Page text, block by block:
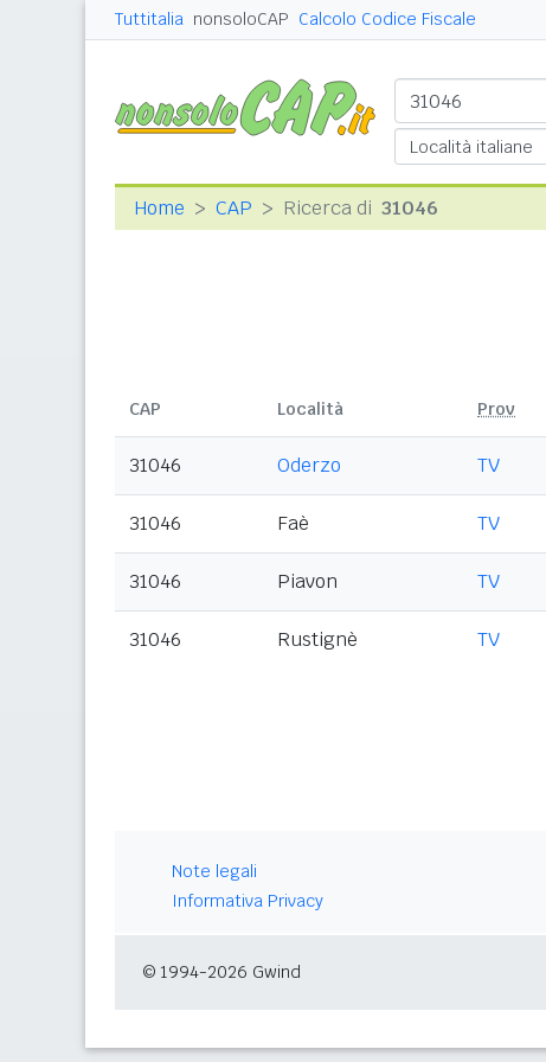
Tuttitalia nonsoloCAP Calcolo Codice Fiscale
Home CAP Ricerca di 31046
CAP Località Prov
31046 Oderzo TV
31046 Faè TV
31046 Piavon TV
31046 Rustignè TV
Note legali
Informativa Privacy
© 1994-2026 Gwind